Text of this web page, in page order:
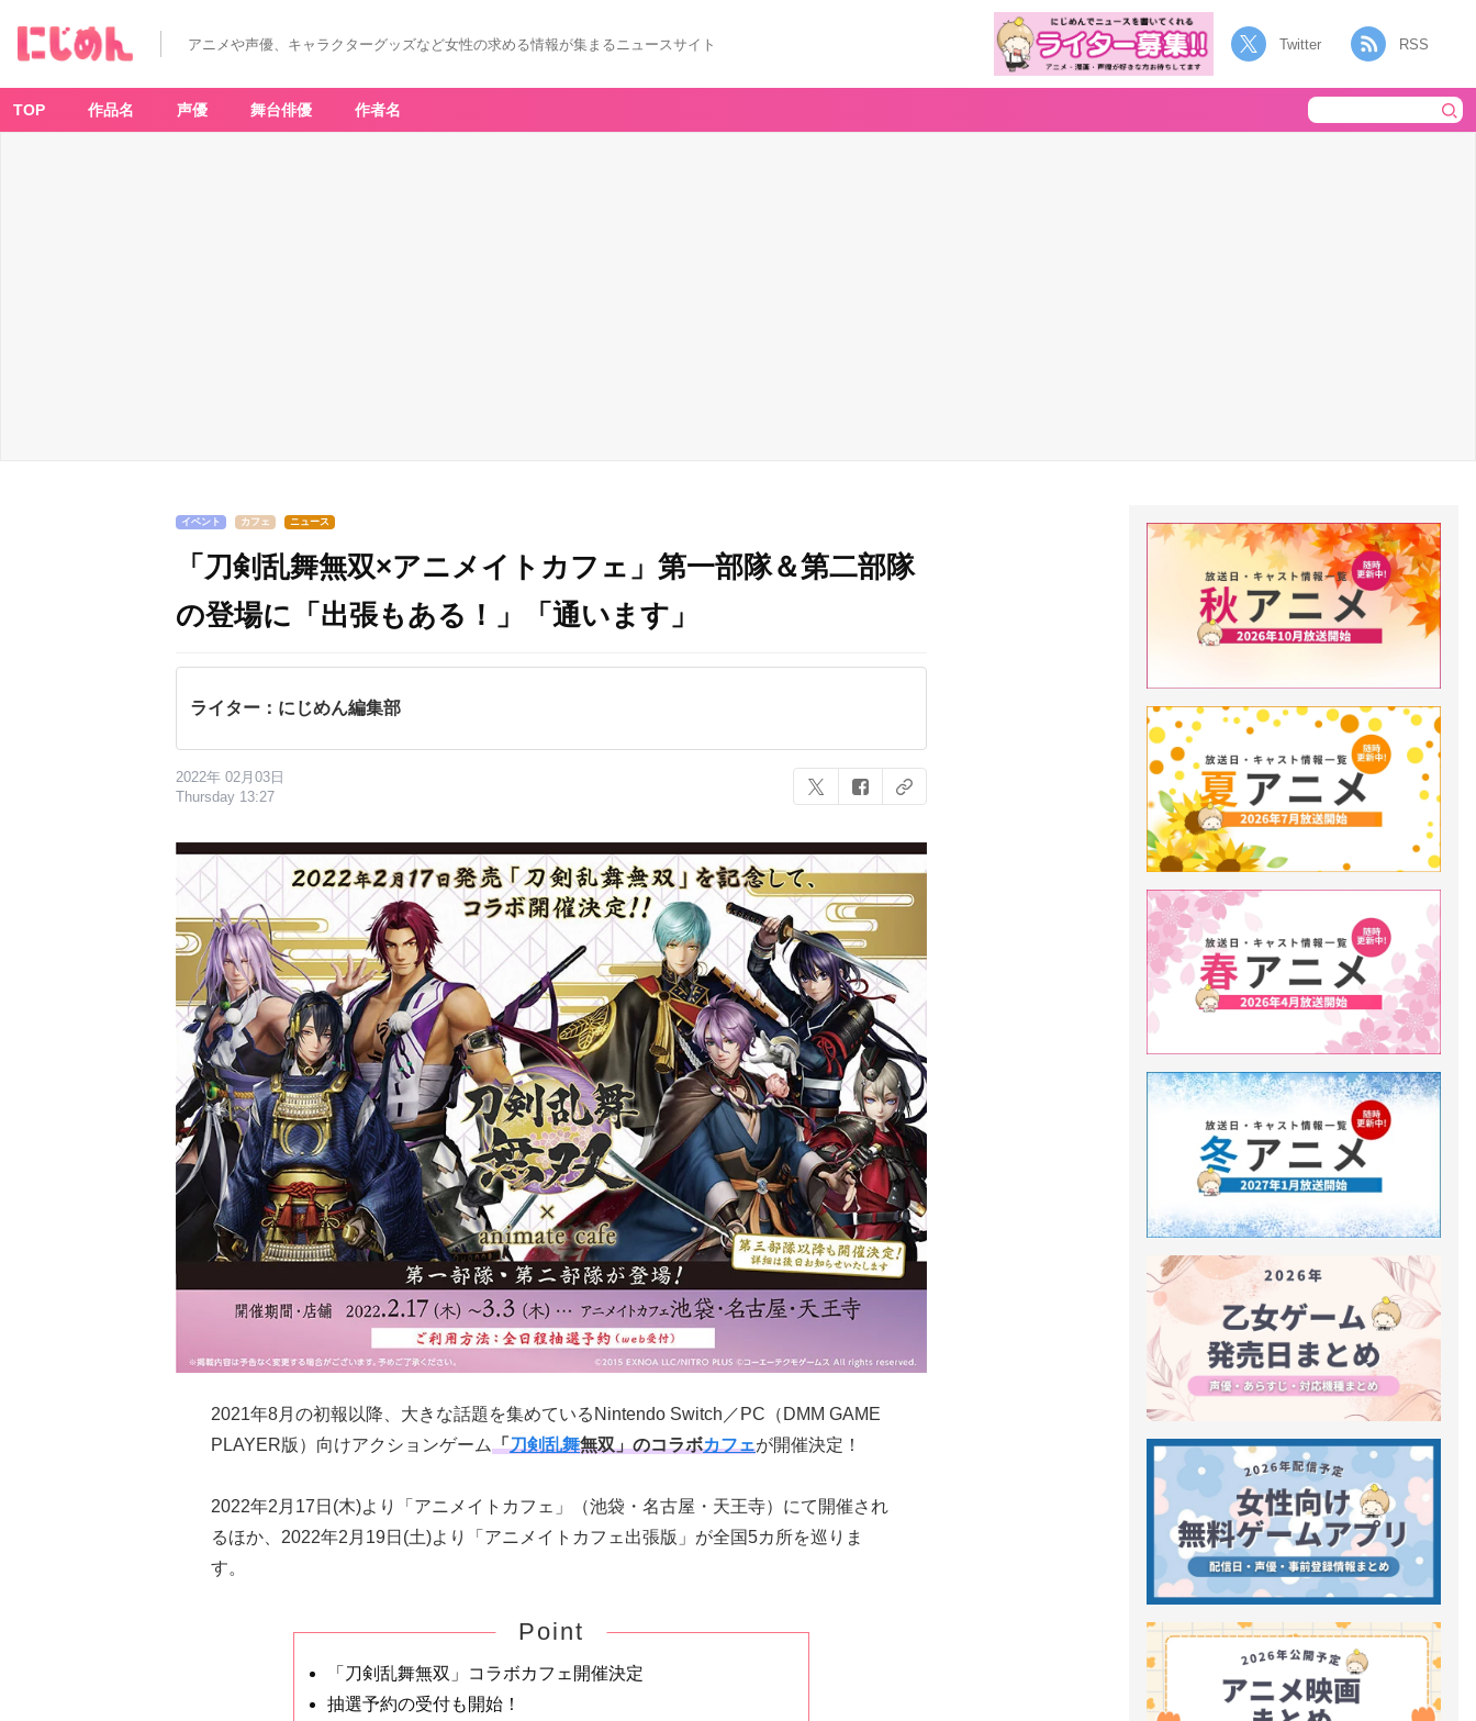
アニメや声優、キャラクターグッズなど女性の求める情報が集まるニュースサイト Twitter RSS
TOP 作品名 声優 舞台俳優 作者名
イベント カフェ ニュース
「刀剣乱舞無双×アニメイトカフェ」第一部隊＆第二部隊
の登場に「出張もある！」「通います」
ライター：にじめん編集部
2022年 02月03日
Thursday 13:27
2021年8月の初報以降、大きな話題を集めているNintendo Switch／PC（DMM GAME
PLAYER版）向けアクションゲーム「刀剣乱舞無双」のコラボカフェが開催決定！
2022年2月17日(木)より「アニメイトカフェ」（池袋・名古屋・天王寺）にて開催され
るほか、2022年2月19日(土)より「アニメイトカフェ出張版」が全国5カ所を巡りま
す。
Point
「刀剣乱舞無双」コラボカフェ開催決定
抽選予約の受付も開始！